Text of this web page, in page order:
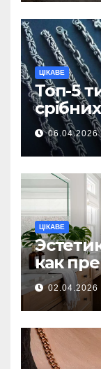
ЦІКАВЕ
Топ-5
06.04.2026
ЦІКАВЕ
как
ритуал
02.04.2026